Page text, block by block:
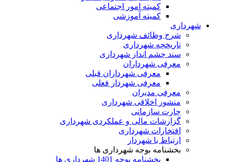
کمیته امور اجتماعی
کمیته آموزشی
شهرداری
شرح وظائف شهرداری
تاریخچه شهرداری
سند چشم انداز شهرداری
معرفی شهرداران
معرفی شهرداران قبلی
معرفی شهردار فعلی
معرفی مدیران
منشور اخلاقی شهرداری
چارت سازمانی
گزارشات مالی و عملکردی شهرداری
افتخارات شهرداری
ارتباط با شهردار
بخشنامه بوجه شهرداری ها
بخشنامه بوجه 1401 شهرداری ها